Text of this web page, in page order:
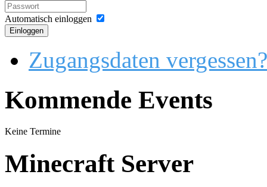
Automatisch einloggen
Einloggen
Zugangsdaten vergessen?
Kommende Events
Keine Termine
Minecraft Server